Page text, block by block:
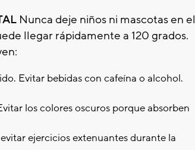
Nunca deje niños ni mascotas en el
llegar rápidamente a 120 grados.
Evitar bebidas con cafeína o alcohol.
los colores oscuros porque absorben
ejercicios extenuantes durante la